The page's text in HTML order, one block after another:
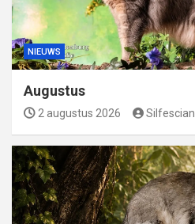
NIEUWS
Augustus
2 augustus 2026 Silfescian